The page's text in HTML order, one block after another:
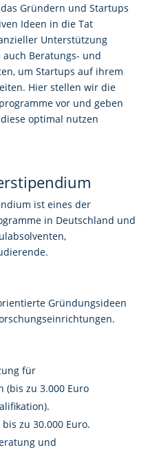
Gründern und Startups
Ideen in die Tat
Unterstützung
Beratungs- und
um Startups auf ihrem
Hier stellen wir die
vor und geben
optimal nutzen
ist eines der
in Deutschland und
Gründungsideen
für
(bis zu 3.000 Euro
zu 30.000 Euro.
und